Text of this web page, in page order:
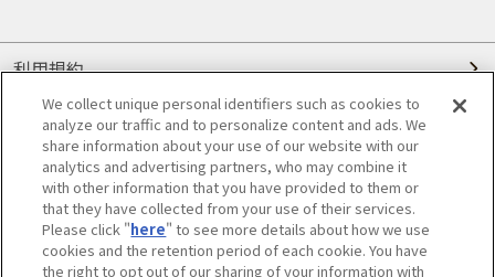
利用規約
個人情報の取り扱いについて
会員優待サービスの提携をご検討の方へ
JAFホームページ
© JAPAN AUTOMOBILE FEDERATION. All rights reserved.
We collect unique personal identifiers such as cookies to
analyze our traffic and to personalize content and ads. We
share information about your use of our website with our
analytics and advertising partners, who may combine it
with other information that you have provided to them or
that they have collected from your use of their services.
Please click "here" to see more details about how we use
cookies and the retention period of each cookie. You have
the right to opt out of our sharing of your information with